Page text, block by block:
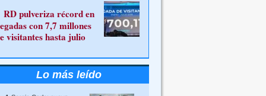
RD pulveriza récord en
con 7,7 millones
visitantes hasta julio
Lo más leído